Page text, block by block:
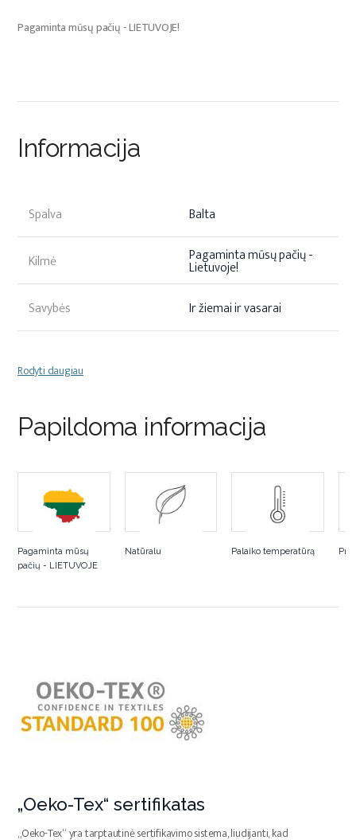
Pagaminta mūsų pačių - LIETUVOJE!
Informacija
Spalva Balta
Kilmė Pagaminta mūsų pačių -
Lietuvoje!
Savybės
Ir žiemai ir vasarai
Rodyti daugiau
Papildoma informacija
Pagaminta mūsų
pačių - LIETUVOJE
Natūralu Palaiko temperatūrą
„Oeko-Tex“ sertifikatas
„Oeko-Tex“ yra tarptautinė sertifikavimo sistema, liudijanti, kad